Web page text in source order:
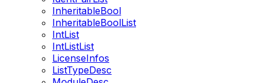
InheritableBool
InheritableBoolList
IntList
IntListList
LicenseInfos
ListTypeDesc